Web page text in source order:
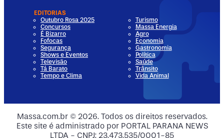
Media
Media
Media
EDITORIAS
Outubro Rosa 2025
Concursos
É Bizarro
Fofocas
Segurança
Shows e Eventos
Televisão
Tá Barato
Tempo e Clima
Turismo
Massa Energia
Agro
Economia
Gastronomia
Política
Saúde
Trânsito
Vida Animal
Massa.com.br © 2026. Todos os direitos reservados.
Este site é administrado por PORTAL PARANA NEWS
LTDA - CNPJ: 23.473.535/0001-85